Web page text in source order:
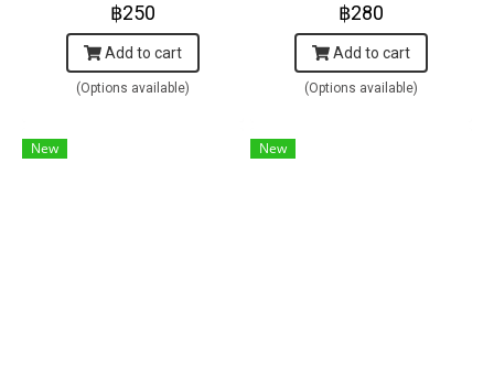
฿250
Add to cart
(Options available)
฿280
Add to cart
(Options available)
New New